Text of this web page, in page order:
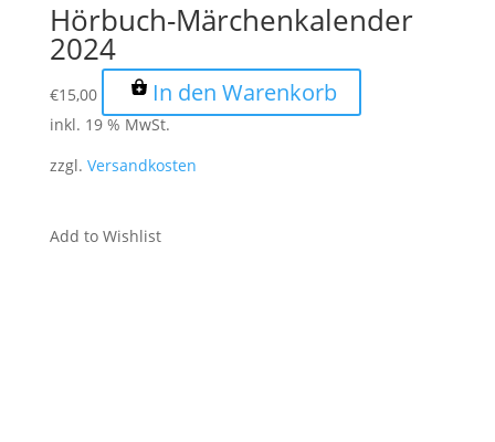
Hörbuch-Märchenkalender
2024
€15,00 In den Warenkorb
inkl. 19 % MwSt.
zzgl. Versandkosten
Add to Wishlist